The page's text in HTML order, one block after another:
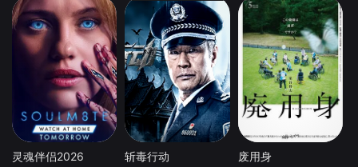
灵魂伴侣2026 斩毒行动 废用身